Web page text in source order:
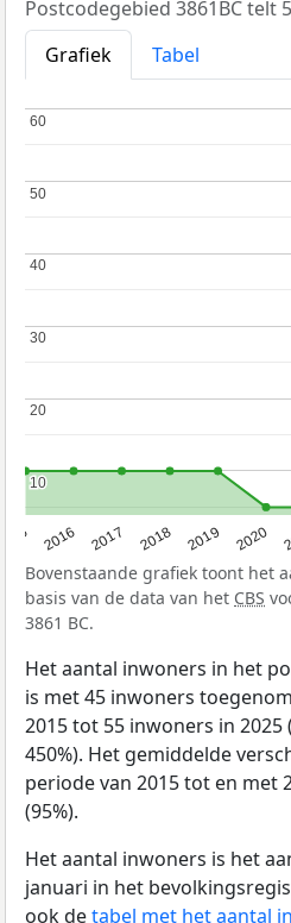
Postcodegebied 3861BC telt
Grafiek
Tabel
2016 2017 2018 2019 2020
10
10
20
20
30
30
40
40
50
50
60
60
Bovenstaande grafiek toont het
basis van de data van het CBS
3861 BC.
Het aantal inwoners in het
is met 45 inwoners
2015 tot 55 inwoners in 2025
450%). Het gemiddelde
periode van 2015 tot en met
(95%).
Het aantal inwoners is het
januari in het
ook detabel met het aantal